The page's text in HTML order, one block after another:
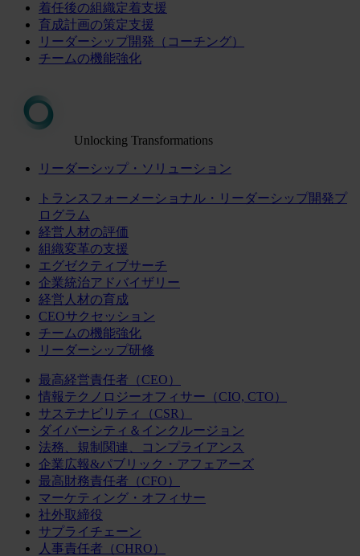
着任後の組織定着支援
育成計画の策定支援
リーダーシップ開発（コーチング）
チームの機能強化
Unlocking Transformations
リーダーシップ・ソリューション
トランスフォーメーショナル・リーダーシップ開発プ
ログラム
経営人材の評価
組織変革の支援
エグゼクティブサーチ
企業統治アドバイザリー
経営人材の育成
CEOサクセッション
チームの機能強化
リーダーシップ研修
最高経営責任者（CEO）
情報テクノロジーオフィサー（CIO, CTO）
サステナビリティ（CSR）
ダイバーシティ＆インクルージョン
法務、規制関連、コンプライアンス
企業広報&パブリック・アフェアーズ
最高財務責任者（CFO）
マーケティング・オフィサー
社外取締役
サプライチェーン
人事責任者（CHRO）